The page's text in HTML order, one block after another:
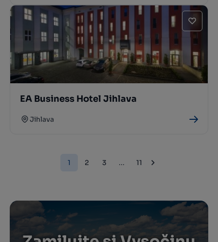
EA Business Hotel Jihlava
Jihlava
1 2 3 ... 11